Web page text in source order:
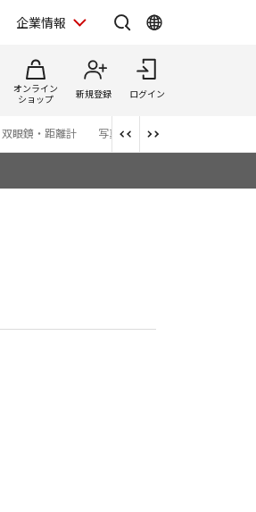
企業情報
オンライン
ショップ
新規登録 ログイン
双眼鏡・距離計 写真集 アプリ・ソフトウエ